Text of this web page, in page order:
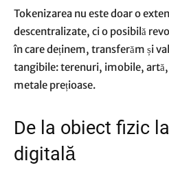
Tokenizarea nu este doar o
descentralizate, ci o posibilă
în care deținem, transferăm și
tangibile: terenuri, imobile,
metale prețioase.
De la obiect fizic
digitală